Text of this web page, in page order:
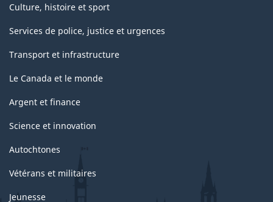
Culture, histoire et sport
Services de police, justice et urgences
Transport et infrastructure
Le Canada et le monde
Argent et finance
Science et innovation
Autochtones
Vétérans et militaires
Jeunesse